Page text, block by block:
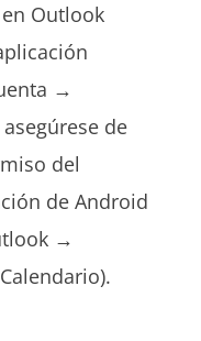
Outlook
→
de
del
de Android
→